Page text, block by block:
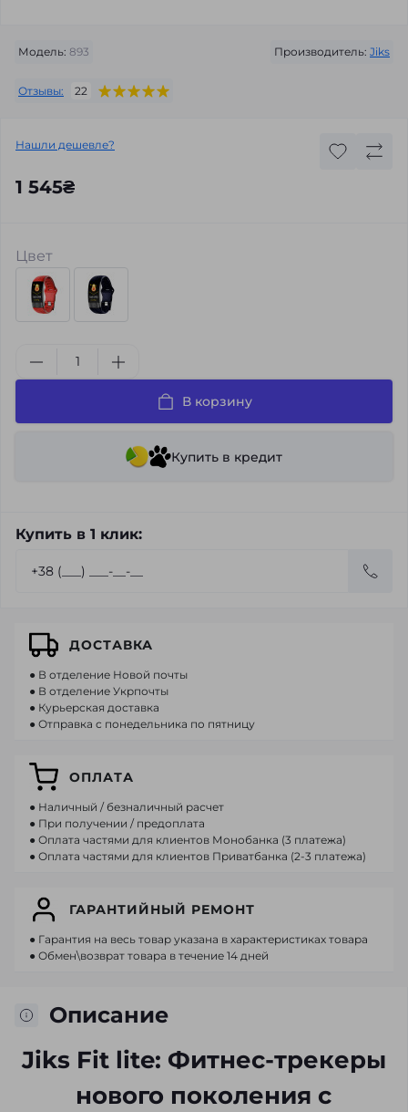
Модель: 893 Производитель: Jiks
Отзывы: 22
Нашли дешевле?
1 545₴
Цвет
В корзину
Купить в кредит
Купить в 1 клик:
Описание
Jiks Fit lite: Фитнес-трекеры
нового поколения с
ДОСТАВКА
● В отделение Новой почты
● В отделение Укрпочты
● Курьерская доставка
● Отправка с понедельника по пятницу
ОПЛАТА
● Наличный / безналичный расчет
● При получении / предоплата
● Оплата частями для клиентов Монобанка (3 платежа)
● Оплата частями для клиентов Приватбанка (2-3 платежа)
ГАРАНТИЙНЫЙ РЕМОНТ
● Гарантия на весь товар указана в характеристиках товара
● Обмен\возврат товара в течение 14 дней